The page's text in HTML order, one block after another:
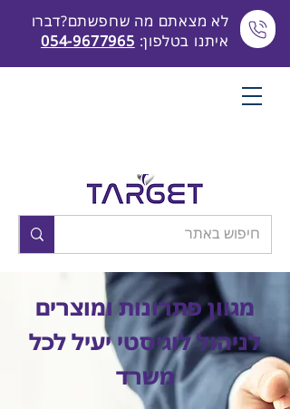
לא מצאתם מה שחפשתם?דברו
איתנו בטלפון: 054-9677965
מגוון פתרונות ומוצרים
לניהול לוגיסטי יעיל לכל
משרד